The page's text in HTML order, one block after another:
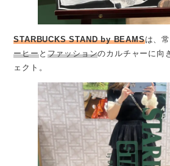
STARBUCKS STAND by BEAMSは、
ーヒーと ファッションのカルチャーに向
ェクト。